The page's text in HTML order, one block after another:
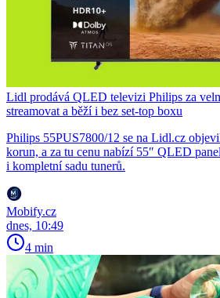
Lidl prodává QLED televizi Philips za
streamovat a běží i bez set-top boxu
Philips 55PUS7800/12 se na Lidl.cz
korun, a za tu cenu nabízí 55″ QLED
i kompletní sadu tunerů.
Mobify.cz
dnes, 10:49
4 min